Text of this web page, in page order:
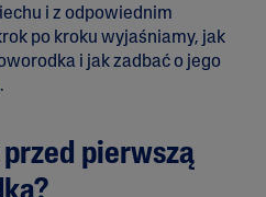
i z odpowiednim
po kroku wyjaśniamy, jak
i jak zadbać o jego
pierwszą